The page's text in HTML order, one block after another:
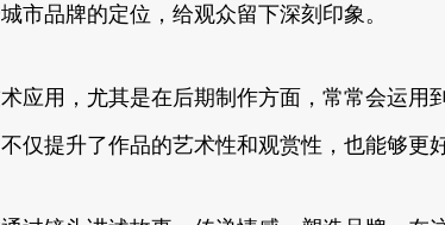
市品牌的定位，给观众留下深刻印象。
应用，尤其是在后期制作方面，常常会运用
提升了作品的艺术性和观赏性，也能够更